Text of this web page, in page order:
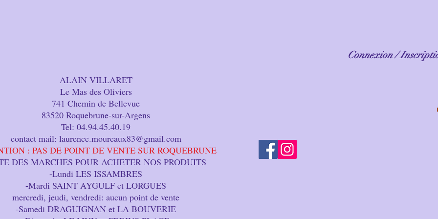
Connexion /
ALAIN VILLARET
Le Mas des Oliviers
741 Chemin de Bellevue
83520 Roquebrune-sur-Argens
Tel: 04.94.45.40.19
contact mail: laurence.moureaux83@gmail.com
: PAS DE POINT DE VENTE SUR ROQUEBRUNE
DES MARCHES POUR ACHETER NOS PRODUITS
-Lundi LES ISSAMBRES
-Mardi SAINT AYGULF et LORGUES
mercredi, jeudi, vendredi: aucun point de vente
-Samedi DRAGUIGNAN et LA BOUVERIE